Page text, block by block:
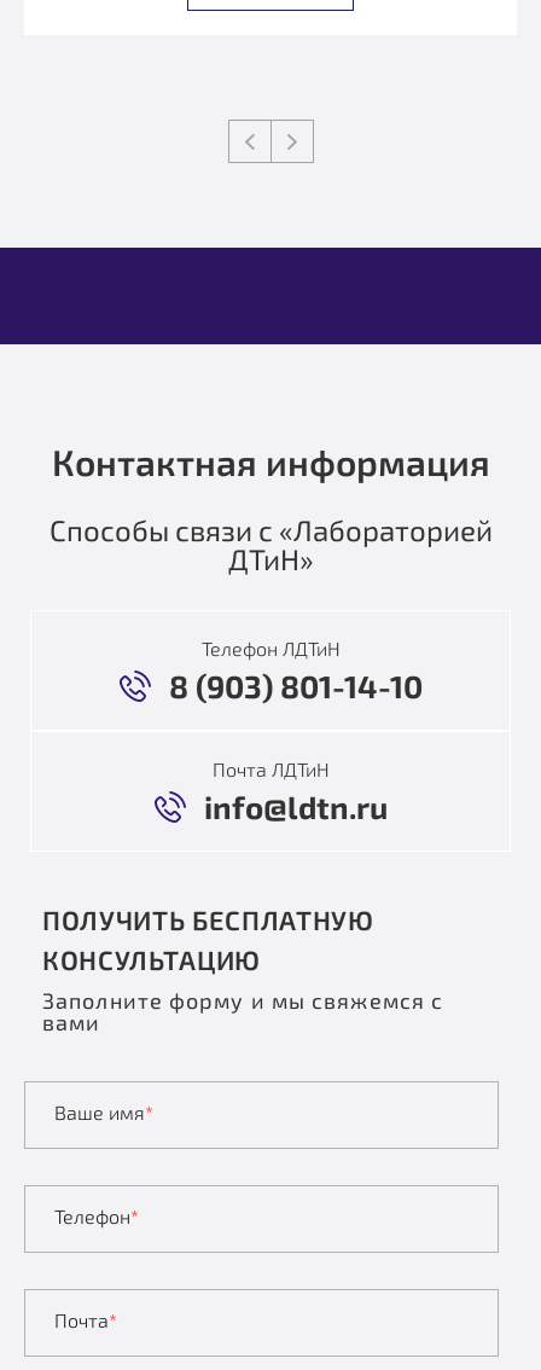
Контактная информация
Способы связи с «Лабораторией
ДТиН»
Телефон ЛДТиН
8 (903) 801-14-10
Почта ЛДТиН
info@ldtn.ru
ПОЛУЧИТЬ БЕСПЛАТНУЮ
КОНСУЛЬТАЦИЮ
Заполните форму и мы свяжемся с
вами
Ваше имя*
Телефон*
Почта*